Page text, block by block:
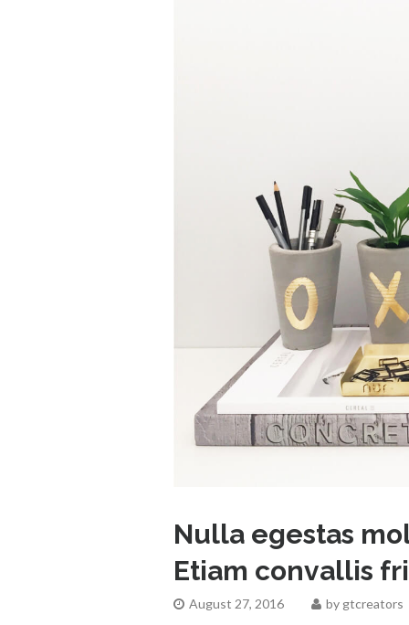
Nulla egestas
Etiam convallis
August 27, 2016 by gtcreators